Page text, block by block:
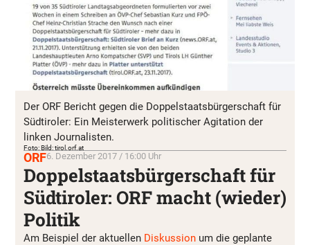
Der ORF Bericht gegen die Doppelstaatsbürgerschaft für
Südtiroler: Ein Meisterwerk politischer Agitation der
linken Journalisten.
Foto: Bild: tirol.orf.at
ORF6. Dezember 2017 / 16:00 Uhr
Doppelstaatsbürgerschaft für
Südtiroler: ORF macht (wieder)
Politik
Am Beispiel der aktuellen Diskussion um die geplante